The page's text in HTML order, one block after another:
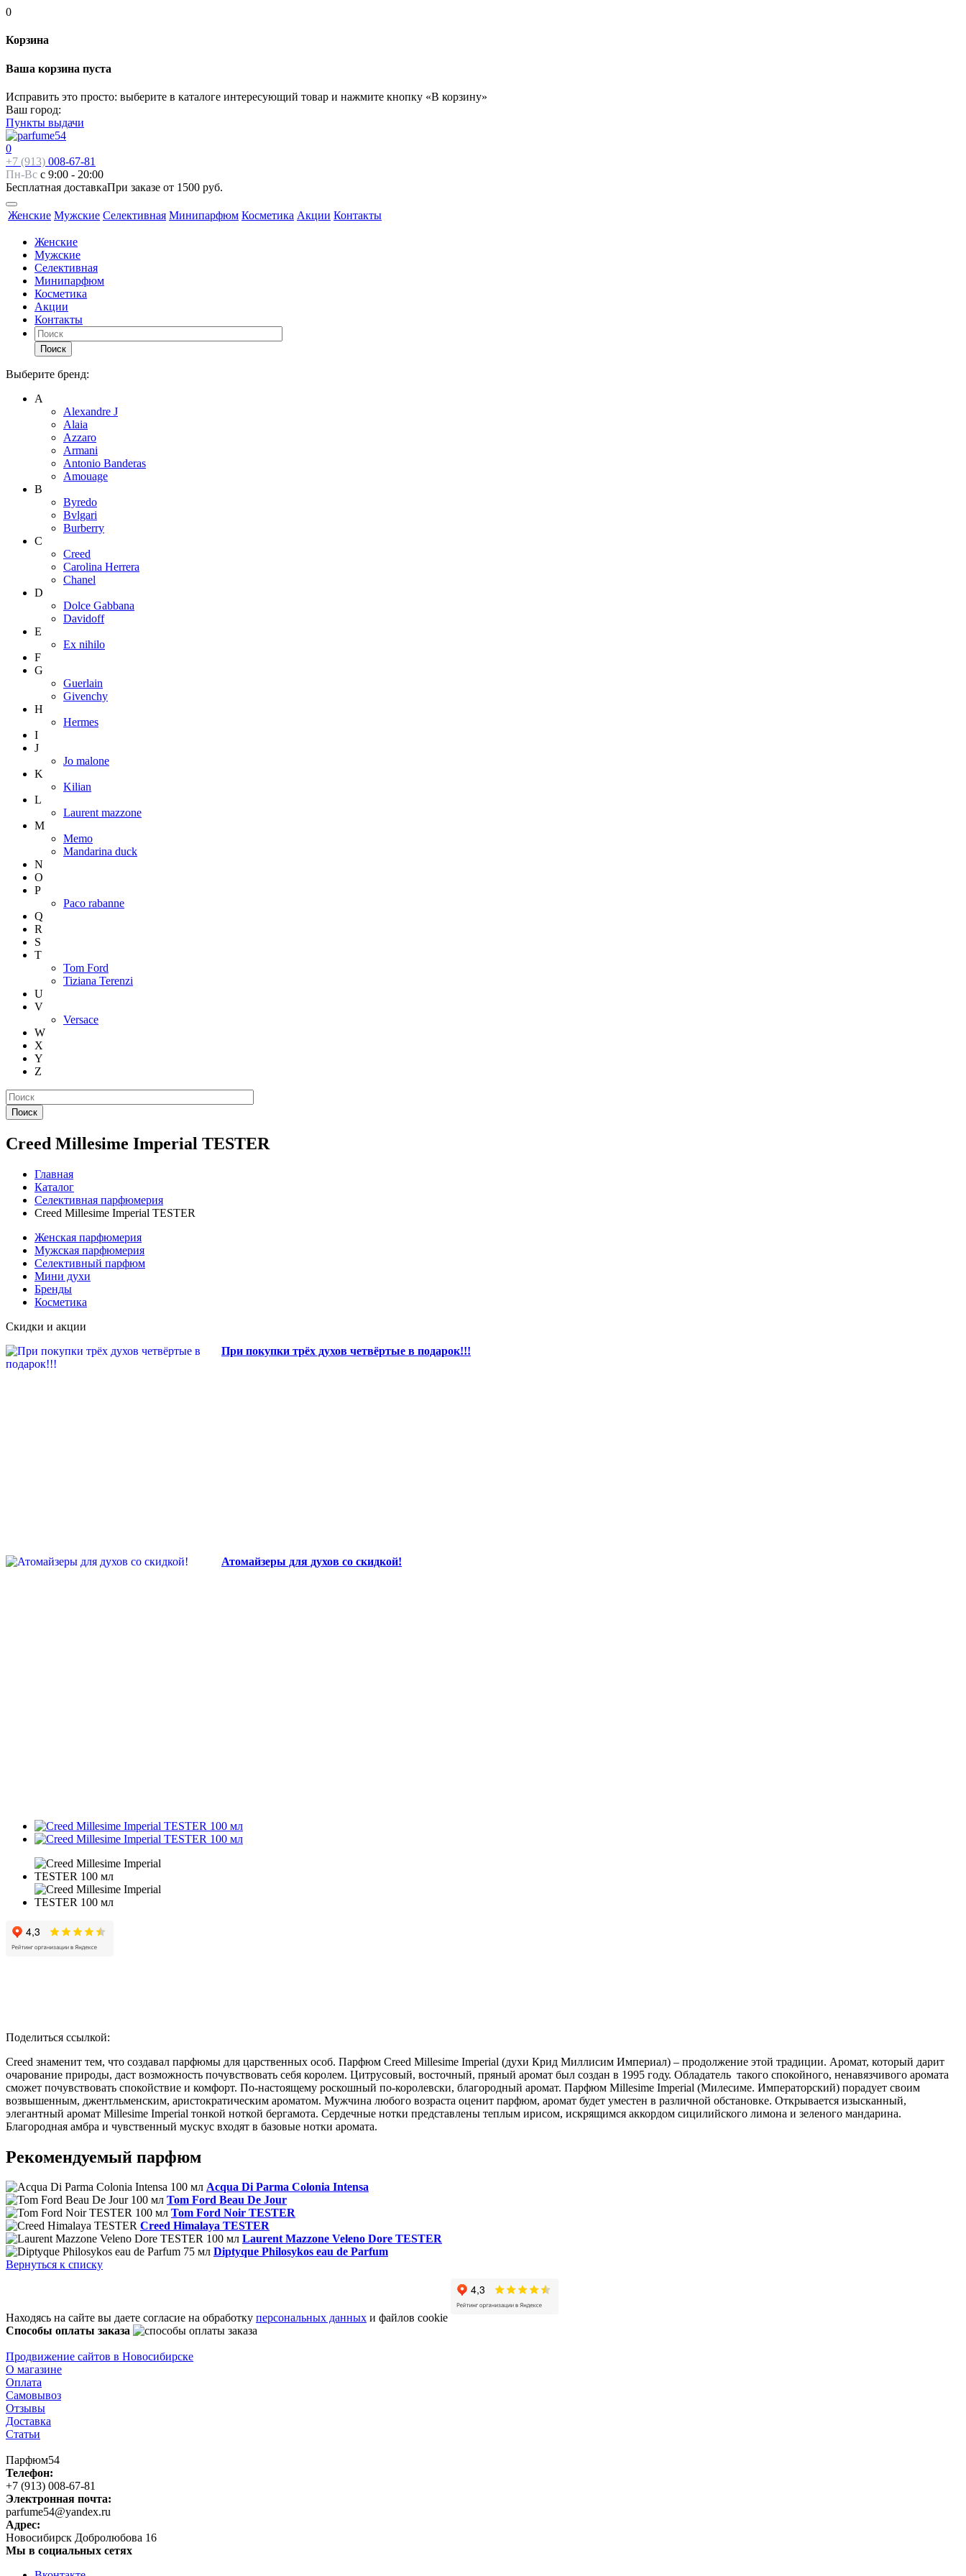
0
Корзина
Ваша корзина пуста
Исправить это просто: выберите в каталоге интересующий товар и нажмите кнопку «В корзину»
Ваш город:
Пункты выдачи
0
+7 (913) 008-67-81
Пн-Вс с 9:00 - 20:00
Бесплатная доставкаПри заказе от 1500 руб.
Женские Мужские Селективная Минипарфюм Косметика Акции Контакты
Женские
Мужские
Селективная
Минипарфюм
Косметика
Акции
Контакты
Поиск
Выберите бренд:
А
Alexandre J
Alaia
Azzaro
Armani
Antonio Banderas
Amouage
B
Byredo
Bvlgari
Burberry
C
Creed
Carolina Herrera
Chanel
D
Dolce Gabbana
Davidoff
E
Ex nihilo
F
G
Guerlain
Givenchy
H
Hermes
I
J
Jo malone
K
Kilian
L
Laurent mazzone
M
Memo
Mandarina duck
N
O
P
Paco rabanne
Q
R
S
T
Tom Ford
Tiziana Terenzi
U
V
Versace
W
X
Y
Z
Поиск
Creed Millesime Imperial TESTER
Главная
Каталог
Селективная парфюмерия
Creed Millesime Imperial TESTER
Женская парфюмерия
Мужская парфюмерия
Селективный парфюм
Мини духи
Бренды
Косметика
Скидки и акции
При покупки трёх духов четвёртые в подарок!!!
Атомайзеры для духов со скидкой!
Поделиться ссылкой:
Creed знаменит тем, что создавал парфюмы для царственных особ. Парфюм Creed Millesime Imperial (духи Крид Миллисим Империал) – продолжение этой традиции. Аромат, который дарит
очарование природы, даст возможность почувствовать себя королем. Цитрусовый, восточный, пряный аромат был создан в 1995 году. Обладатель такого спокойного, ненавязчивого аромата
сможет почувствовать спокойствие и комфорт. По-настоящему роскошный по-королевски, благородный аромат. Парфюм Millesime Imperial (Милесиме. Императорский) порадует своим
возвышенным, джентльменским, аристократическим ароматом. Мужчина любого возраста оценит парфюм, аромат будет уместен в различной обстановке. Открывается изысканный,
элегантный аромат Millesime Imperial тонкой ноткой бергамота. Сердечные нотки представлены теплым ирисом, искрящимся аккордом сицилийского лимона и зеленого мандарина.
Благородная амбра и чувственный мускус входят в базовые нотки аромата.
Рекомендуемый парфюм
Acqua Di Parma Colonia Intensa
Tom Ford Beau De Jour
Tom Ford Noir TESTER
Creed Himalaya TESTER
Laurent Mazzone Veleno Dore TESTER
Diptyque Philosykos eau de Parfum
Вернуться к списку
Находясь на сайте вы даете согласие на обработку персональных данных и файлов cookie
Способы оплаты заказа
Продвижение сайтов в Новосибирске
О магазине
Оплата
Самовывоз
Отзывы
Доставка
Статьи
Парфюм54
Телефон:
+7 (913) 008-67-81
Электронная почта:
parfume54@yandex.ru
Адрес:
Новосибирск Добролюбова 16
Мы в социальных сетях